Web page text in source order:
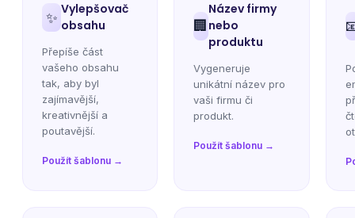
✨
Vylepšovač
obsahu
Přepíše část
vašeho obsahu
tak, aby byl
zajímavější,
kreativnější a
poutavější.
Použít šablonu →
🏢
Název firmy
nebo
produktu
Vygeneruje
unikátní název pro
vaši firmu či
produkt.
Použít šablonu →